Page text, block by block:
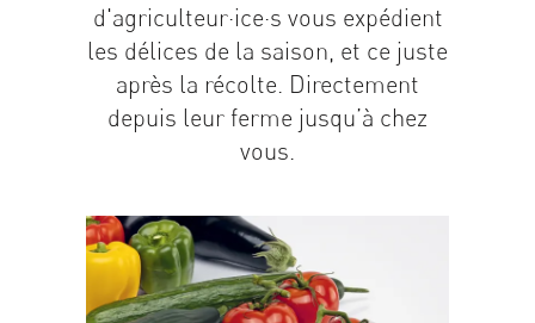
d'agriculteur·ice·s vous expédient
les délices de la saison, et ce juste
après la récolte. Directement
depuis leur ferme jusqu’à chez
vous.